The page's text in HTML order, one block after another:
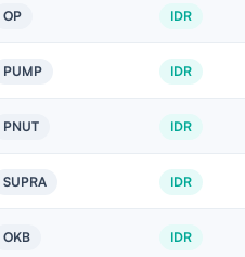
OP IDR
PUMP IDR
PNUT IDR
SUPRA IDR
OKB IDR